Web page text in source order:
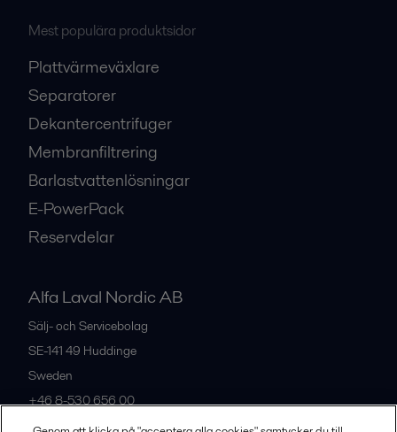
Mest populära produktsidor
Plattvärmeväxlare
Separatorer
Dekantercentrifuger
Membranfiltrering
Barlastvattenlösningar
E-PowerPack
Reservdelar
Alfa Laval Nordic AB
Sälj- och Servicebolag
SE-141 49 Huddinge
Sweden
+46 8-530 656 00